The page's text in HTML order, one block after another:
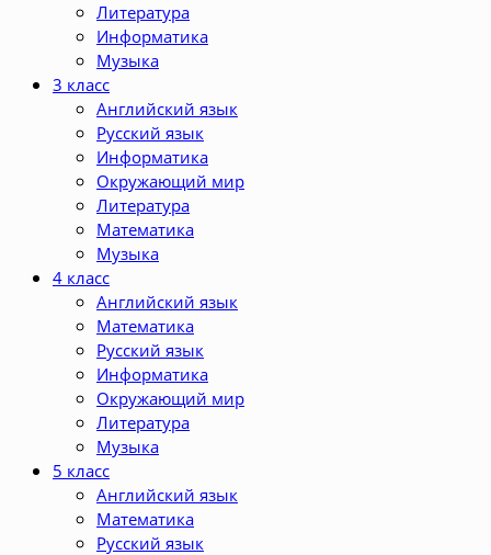
Литература
Информатика
Музыка
3 класс
Английский язык
Русский язык
Информатика
Окружающий мир
Литература
Математика
Музыка
4 класс
Английский язык
Математика
Русский язык
Информатика
Окружающий мир
Литература
Музыка
5 класс
Английский язык
Математика
Русский язык